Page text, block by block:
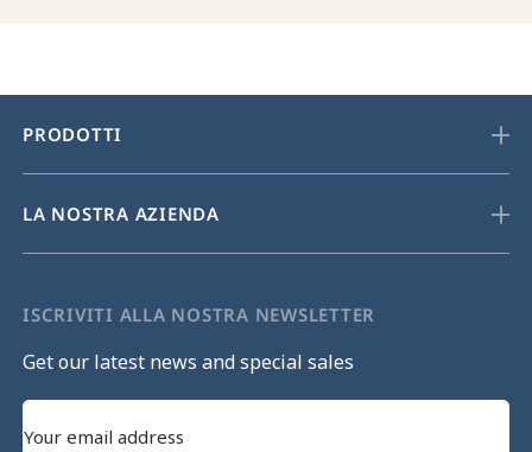
PRODOTTI
LA NOSTRA AZIENDA
ISCRIVITI ALLA NOSTRA NEWSLETTER
Get our latest news and special sales